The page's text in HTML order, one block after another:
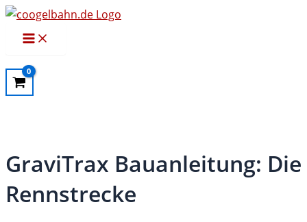
Zum
InhaltMain
Menu
GraviTrax Bauanleitung: Die
Rennstrecke